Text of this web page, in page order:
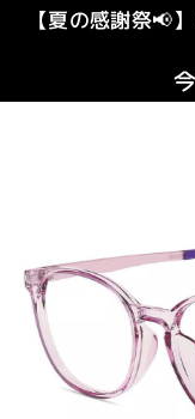
【夏の感謝祭📢